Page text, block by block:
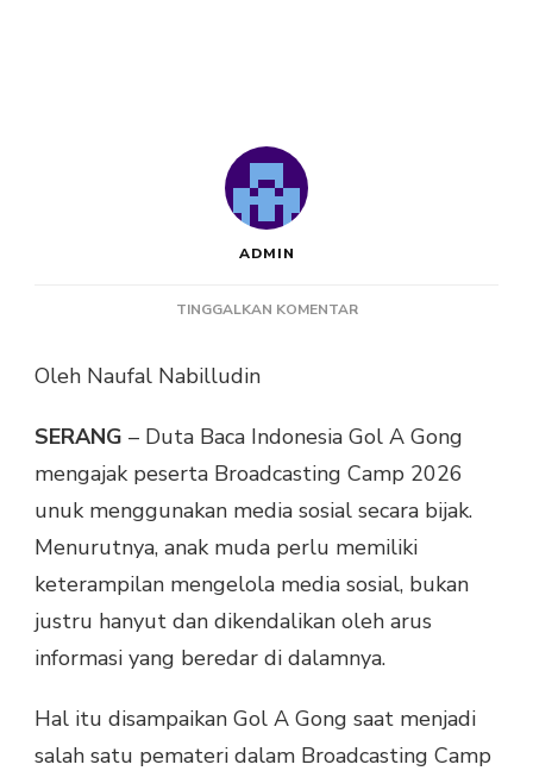
ADMIN
TINGGALKAN KOMENTARPADA
PESERTA
CAMP
2026
MEDSOS,
BUKAN
JADI
BUDAKNYA
Oleh Naufal Nabilludin
SERANG – Duta Baca Indonesia Gol A Gong
mengajak peserta Broadcasting Camp 2026
unuk menggunakan media sosial secara bijak.
Menurutnya, anak muda perlu memiliki
keterampilan mengelola media sosial, bukan
justru hanyut dan dikendalikan oleh arus
informasi yang beredar di dalamnya.
Hal itu disampaikan Gol A Gong saat menjadi
salah satu pemateri dalam Broadcasting Camp